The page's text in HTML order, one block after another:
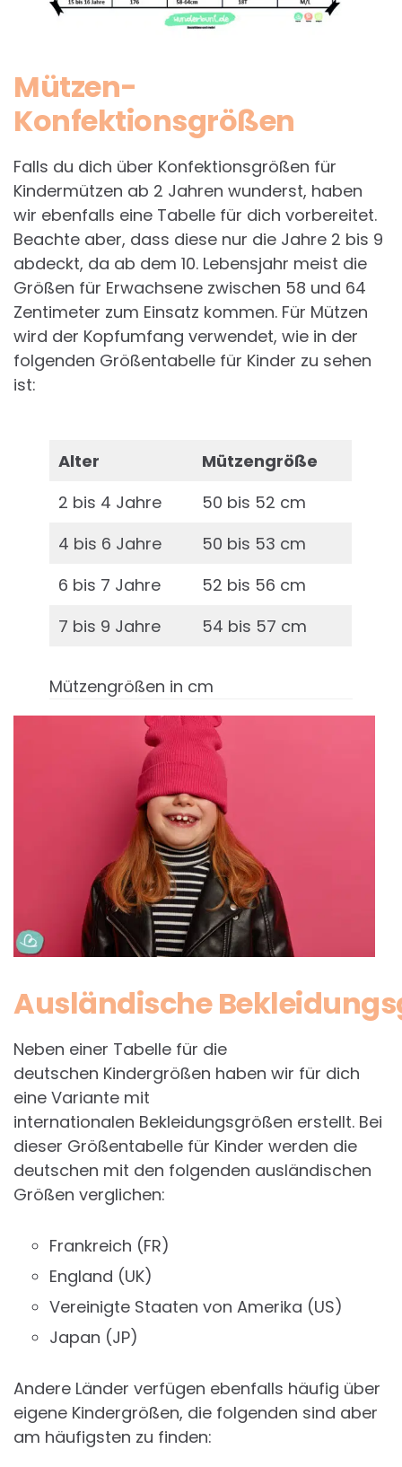
Mützen-
Konfektionsgrößen
Falls du dich über Konfektionsgrößen für
Kindermützen ab 2 Jahren wunderst, haben
wir ebenfalls eine Tabelle für dich vorbereitet.
Beachte aber, dass diese nur die Jahre 2 bis 9
abdeckt, da ab dem 10. Lebensjahr meist die
Größen für Erwachsene zwischen 58 und 64
Zentimeter zum Einsatz kommen. Für Mützen
wird der Kopfumfang verwendet, wie in der
folgenden Größentabelle für Kinder zu sehen
ist:
Alter
Mützengröße
2 bis 4 Jahre
50 bis 52 cm
4 bis 6 Jahre
50 bis 53 cm
6 bis 7 Jahre
52 bis 56 cm
7 bis 9 Jahre
54 bis 57 cm
Mützengrößen in cm
Ausländische
Neben einer Tabelle für die
deutschen Kindergrößen haben wir für dich
eine Variante mit
internationalen Bekleidungsgrößen erstellt. Bei
dieser Größentabelle für Kinder werden die
deutschen mit den folgenden ausländischen
Größen verglichen:
Frankreich (FR)
England (UK)
Vereinigte Staaten von Amerika (US)
Japan (JP)
Andere Länder verfügen ebenfalls häufig über
eigene Kindergrößen, die folgenden sind aber
am häufigsten zu finden: